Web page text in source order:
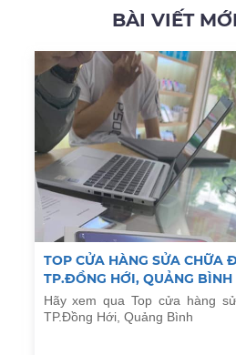
BÀI VIẾT
TOP CỬA HÀNG SỬA CHỮA
TP.ĐỒNG HỚI, QUẢNG BÌNH
Hãy xem qua Top cửa hàng
TP.Đồng Hới, Quảng Bình